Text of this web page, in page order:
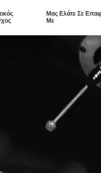
Μας Ελάτε Σε
Με